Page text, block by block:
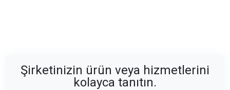
Şirketinizin ürün veya hizmetlerini
kolayca tanıtın.